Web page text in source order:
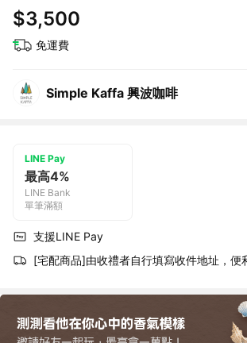
$3,500
免運費
Simple Kaffa 興波咖啡
LINE Pay
最高4%
LINE Bank
單筆滿額
支援LINE Pay
[宅配商品]由收禮者自行填寫收件地址，便